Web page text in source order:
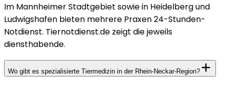
Im Mannheimer Stadtgebiet sowie in Heidelberg und
Ludwigshafen bieten mehrere Praxen 24-Stunden-
Notdienst. Tiernotdienst.de zeigt die jeweils
diensthabende.
Wo gibt es spezialisierte Tiermedizin in der Rhein-Neckar-Region?